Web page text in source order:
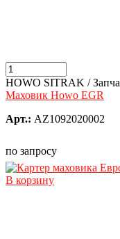
HOWO SITRAK /
Маховик Howo EGR
Арт.: AZ1092020002
по запросу
В корзину